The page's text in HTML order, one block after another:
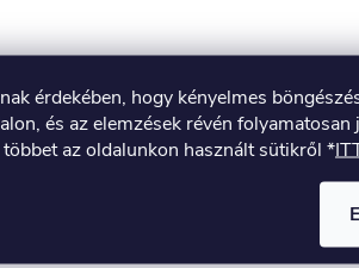
érdekében, hogy kényelmes
és az elemzések révén folyamatosan
az oldalunkon használt sütikről *